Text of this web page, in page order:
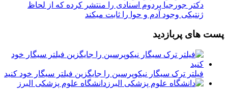
دکتر جورجیا پردوم اسنادی را منتشر کرده که از لحاظ
ژنتیکی وجود آدم و حوا را ثابت میکند
پست های پربازدید
فیلتر ترک سیگار نیکوپرسین را جایگزین فیلتر سیگار خود کنید
دانشگاه علوم پزشکی البرز